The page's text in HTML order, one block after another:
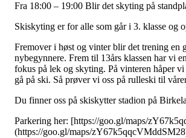
Fra 18:00 – 19:00 Blir det skyting på
Skiskyting er for alle som går i 3. klasse og
Fremover i høst og vinter blir det trening en
nybegynnere. Frem til 13års klassen har vi
fokus på lek og skyting. På vinteren håper
gå på ski. Så prøver vi oss på rulleski til
Du finner oss på skiskytter stadion på
Parkering her: [https://goo.gl/maps/
(https://goo.gl/maps/